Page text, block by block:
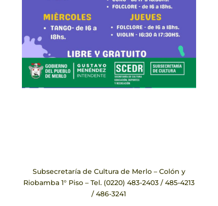
Subsecretaría de Cultura de Merlo – Colón y
Riobamba 1° Piso – Tel. (0220) 483-2403 / 485-4213
/ 486-3241